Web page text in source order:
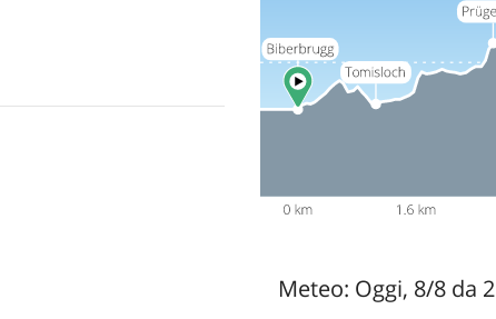
Meteo: Oggi, 8/8 da